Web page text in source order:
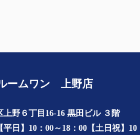
ームワン 上野店
上野６丁目16-16 黒田ビル ３階
【平日】10：00～18：00【土日祝】10